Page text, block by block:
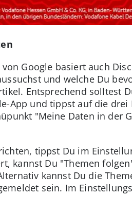
Google basiert auch
und welche Du
Entsprechend solltest
App und tippst auf die
"Meine Daten in der
tippst Du im
kannst Du "Themen
kannst Du die
sein. Im